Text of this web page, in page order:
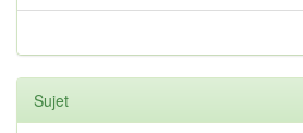
Sujet